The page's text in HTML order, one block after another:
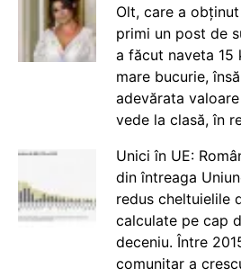
Olt, care a
primi un post de
a făcut naveta 15
mare bucurie,
adevărata
vede la clasă, în
Unici în UE:
din întreaga
redus cheltuielile
calculate pe cap
deceniu. Între
comunitar a